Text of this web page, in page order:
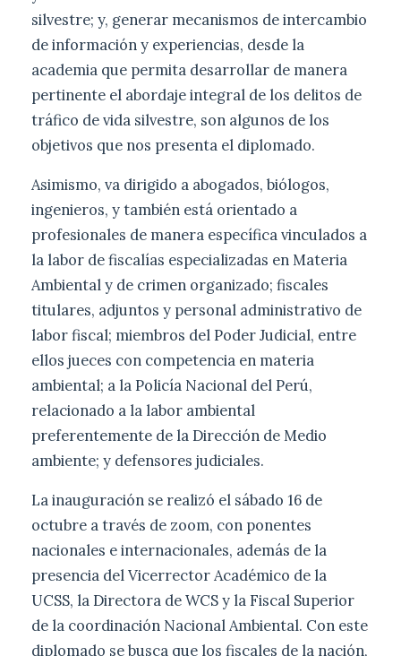
silvestre; y, generar mecanismos de intercambio
de información y experiencias, desde la
academia que permita desarrollar de manera
pertinente el abordaje integral de los delitos de
tráfico de vida silvestre, son algunos de los
objetivos que nos presenta el diplomado.
Asimismo, va dirigido a abogados, biólogos,
ingenieros, y también está orientado a
profesionales de manera específica vinculados a
la labor de fiscalías especializadas en Materia
Ambiental y de crimen organizado; fiscales
titulares, adjuntos y personal administrativo de
labor fiscal; miembros del Poder Judicial, entre
ellos jueces con competencia en materia
ambiental; a la Policía Nacional del Perú,
relacionado a la labor ambiental
preferentemente de la Dirección de Medio
ambiente; y defensores judiciales.
La inauguración se realizó el sábado 16 de
octubre a través de zoom, con ponentes
nacionales e internacionales, además de la
presencia del Vicerrector Académico de la
UCSS, la Directora de WCS y la Fiscal Superior
de la coordinación Nacional Ambiental. Con este
diplomado se busca que los fiscales de la nación,